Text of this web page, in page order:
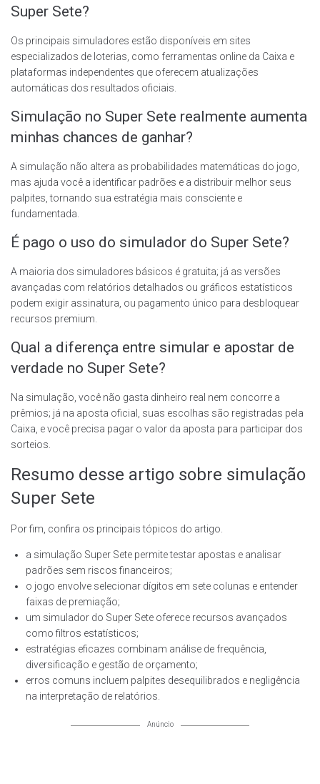
Super Sete?
Os principais simuladores estão disponíveis em sites
especializados de loterias, como ferramentas online da Caixa e
plataformas independentes que oferecem atualizações
automáticas dos resultados oficiais.
Simulação no Super Sete realmente aumenta
minhas chances de ganhar?
A simulação não altera as probabilidades matemáticas do jogo,
mas ajuda você a identificar padrões e a distribuir melhor seus
palpites, tornando sua estratégia mais consciente e
fundamentada.
É pago o uso do simulador do Super Sete?
A maioria dos simuladores básicos é gratuita; já as versões
avançadas com relatórios detalhados ou gráficos estatísticos
podem exigir assinatura, ou pagamento único para desbloquear
recursos premium.
Qual a diferença entre simular e apostar de
verdade no Super Sete?
Na simulação, você não gasta dinheiro real nem concorre a
prêmios; já na aposta oficial, suas escolhas são registradas pela
Caixa, e você precisa pagar o valor da aposta para participar dos
sorteios.
Resumo desse artigo sobre simulação
Super Sete
Por fim, confira os principais tópicos do artigo.
a simulação Super Sete permite testar apostas e analisar
padrões sem riscos financeiros;
o jogo envolve selecionar dígitos em sete colunas e entender
faixas de premiação;
um simulador do Super Sete oferece recursos avançados
como filtros estatísticos;
estratégias eficazes combinam análise de frequência,
diversificação e gestão de orçamento;
erros comuns incluem palpites desequilibrados e negligência
na interpretação de relatórios.
Anúncio